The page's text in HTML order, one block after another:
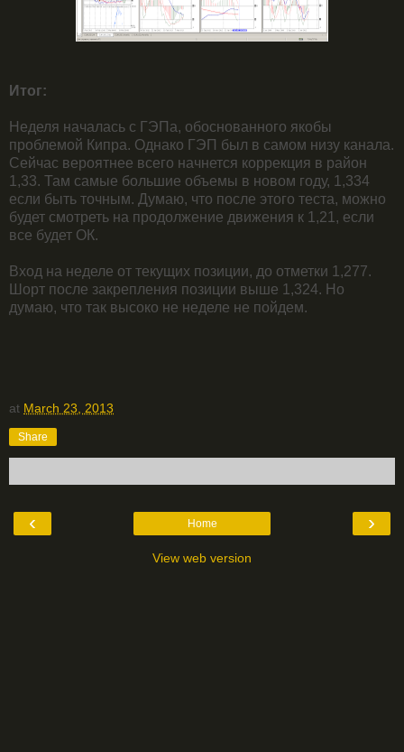
Итог:
Неделя началась с ГЭПа, обоснованного якобы
проблемой Кипра. Однако ГЭП был в самом низу канала.
Сейчас вероятнее всего начнется коррекция в район
1,33. Там самые большие объемы в новом году, 1,334
если быть точным. Думаю, что после этого теста, можно
будет смотреть на продолжение движения к 1,21, если
все будет ОК.
Вход на неделе от текущих позиции, до отметки 1,277.
Шорт после закрепления позиции выше 1,324. Но
думаю, что так высоко не неделе не пойдем.
at March 23, 2013
Share
‹ ›
Home
View web version